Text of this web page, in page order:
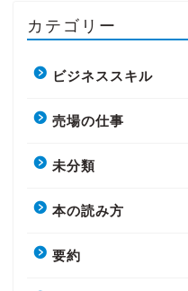
カテゴリー
ビジネススキル
売場の仕事
未分類
本の読み方
要約